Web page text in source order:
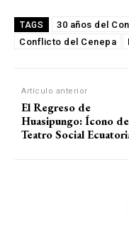
TAGS
30 años del
Conflicto del Cenepa
Artículo anterior
El Regreso de
Huasipungo: Ícono
Teatro Social